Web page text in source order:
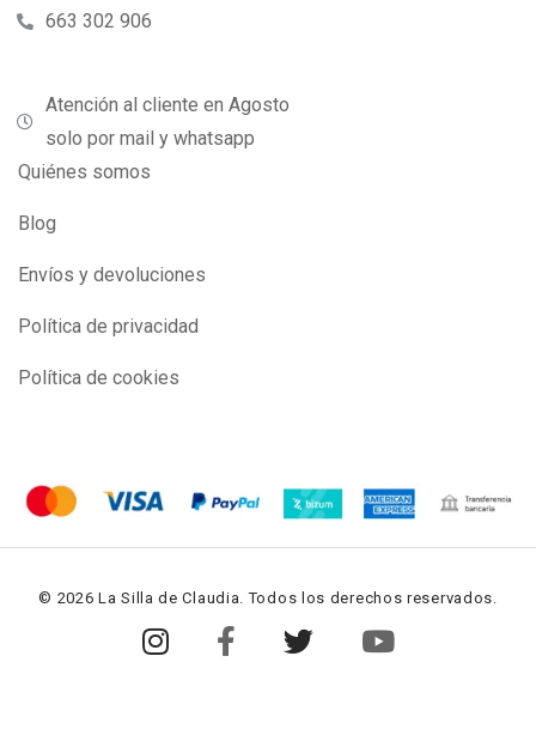
663 302 906
Atención al cliente en Agosto
solo por mail y whatsapp
Quiénes somos
Blog
Envíos y devoluciones
Política de privacidad
Política de cookies
© 2026 La Silla de Claudia. Todos los derechos reservados.